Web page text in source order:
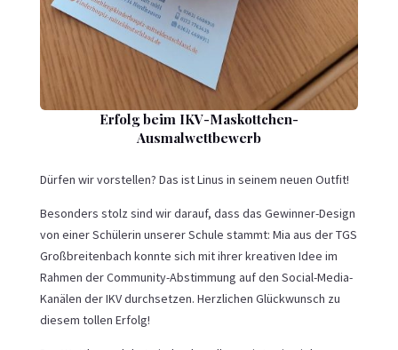
Erfolg beim IKV-Maskottchen-
Ausmalwettbewerb
Dürfen wir vorstellen? Das ist Linus in seinem neuen Outfit!
Besonders stolz sind wir darauf, dass das Gewinner-Design
von einer Schülerin unserer Schule stammt: Mia aus der TGS
Großbreitenbach konnte sich mit ihrer kreativen Idee im
Rahmen der Community-Abstimmung auf den Social-Media-
Kanälen derIKVdurchsetzen. Herzlichen Glückwunsch zu
diesem tollen Erfolg!